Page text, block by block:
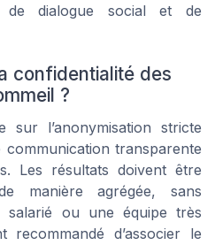
de dialogue social et de
confidentialité des
?
sur l’anonymisation stricte
transparente
Les résultats doivent être
manière agrégée, sans
salarié ou une équipe très
recommandé d’associer le